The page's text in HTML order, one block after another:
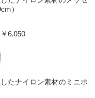
）
￥6,050
たナイロン素材のミニポ